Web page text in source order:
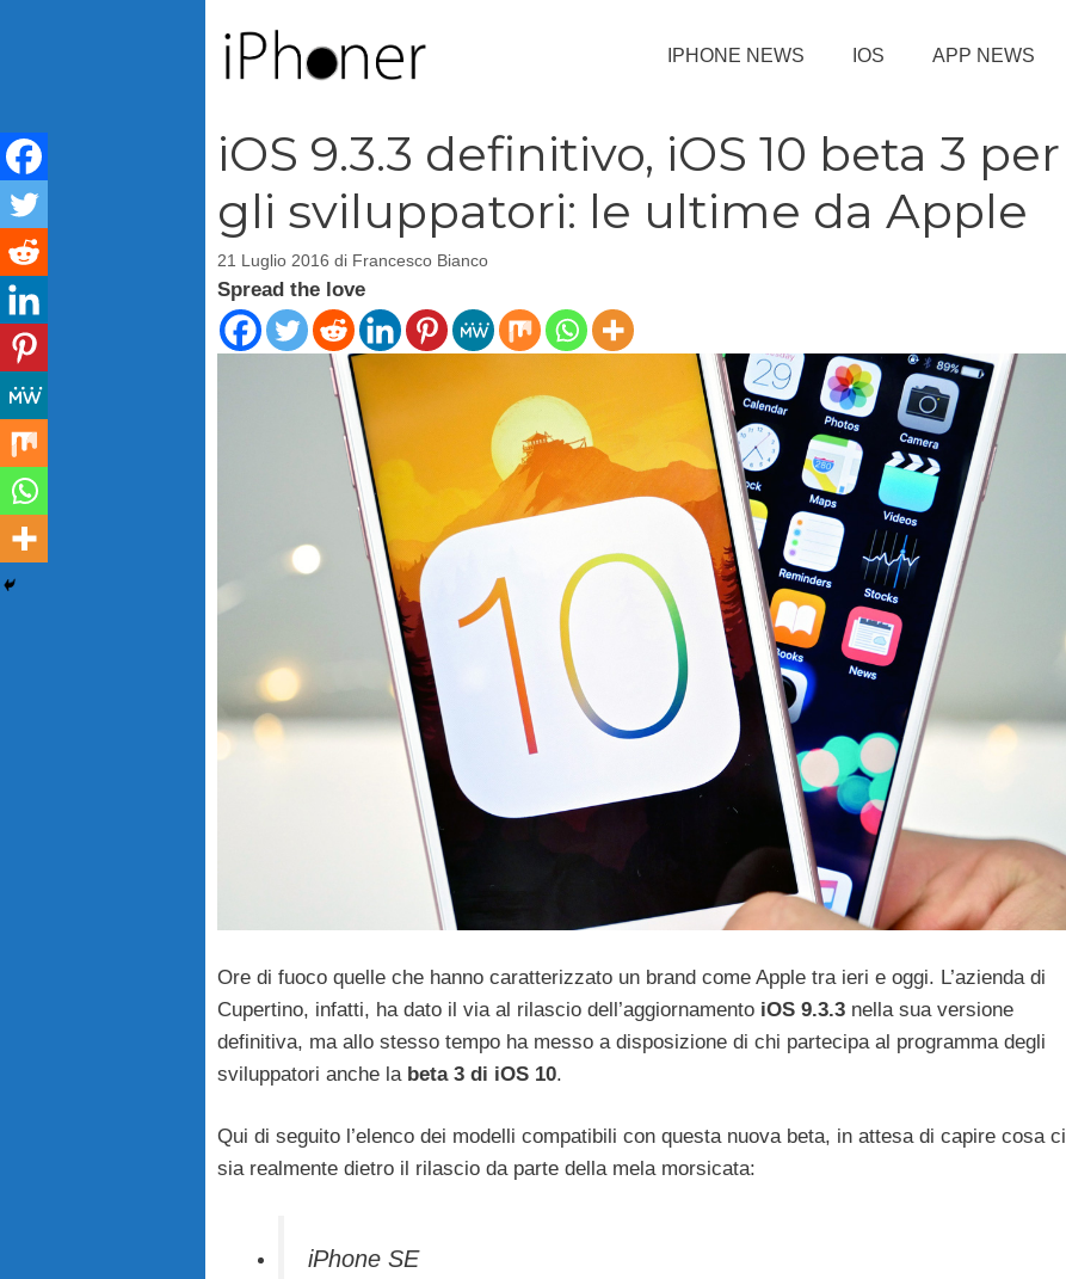
IPHONE NEWS IOS APP NEWS
iOS 9.3.3 definitivo, iOS 10 beta 3 per
gli sviluppatori: le ultime da Apple
21 Luglio 2016 di Francesco Bianco
Spread the love
Ore di fuoco quelle che hanno caratterizzato un brand come Apple tra ieri e oggi. L’azienda di
Cupertino, infatti, ha dato il via al rilascio dell’aggiornamento iOS 9.3.3 nella sua versione
definitiva, ma allo stesso tempo ha messo a disposizione di chi partecipa al programma degli
sviluppatori anche la beta 3 di iOS 10.
Qui di seguito l’elenco dei modelli compatibili con questa nuova beta, in attesa di capire cosa ci
sia realmente dietro il rilascio da parte della mela morsicata:
iPhone SE